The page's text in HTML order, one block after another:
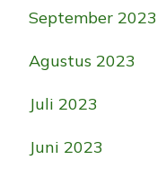
September 2023
Agustus 2023
Juli 2023
Juni 2023